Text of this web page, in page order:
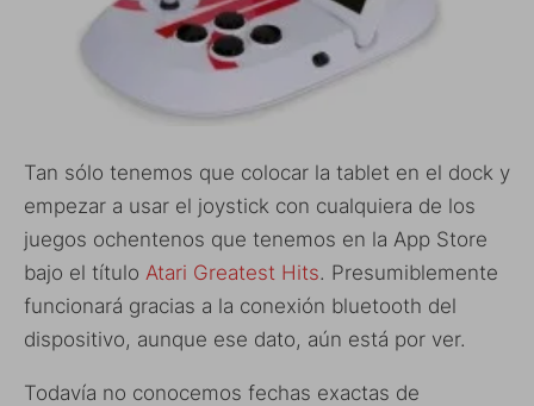
Tan sólo tenemos que colocar la tablet en el dock y
empezar a usar el joystick con cualquiera de los
juegos ochentenos que tenemos en la App Store
bajo el título Atari Greatest Hits. Presumiblemente
funcionará gracias a la conexión bluetooth del
dispositivo, aunque ese dato, aún está por ver.
Todavía no conocemos fechas exactas de